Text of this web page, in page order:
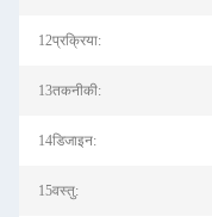
12प्रक्रिया:
13तकनीकी:
14डिजाइन:
15वस्तु: